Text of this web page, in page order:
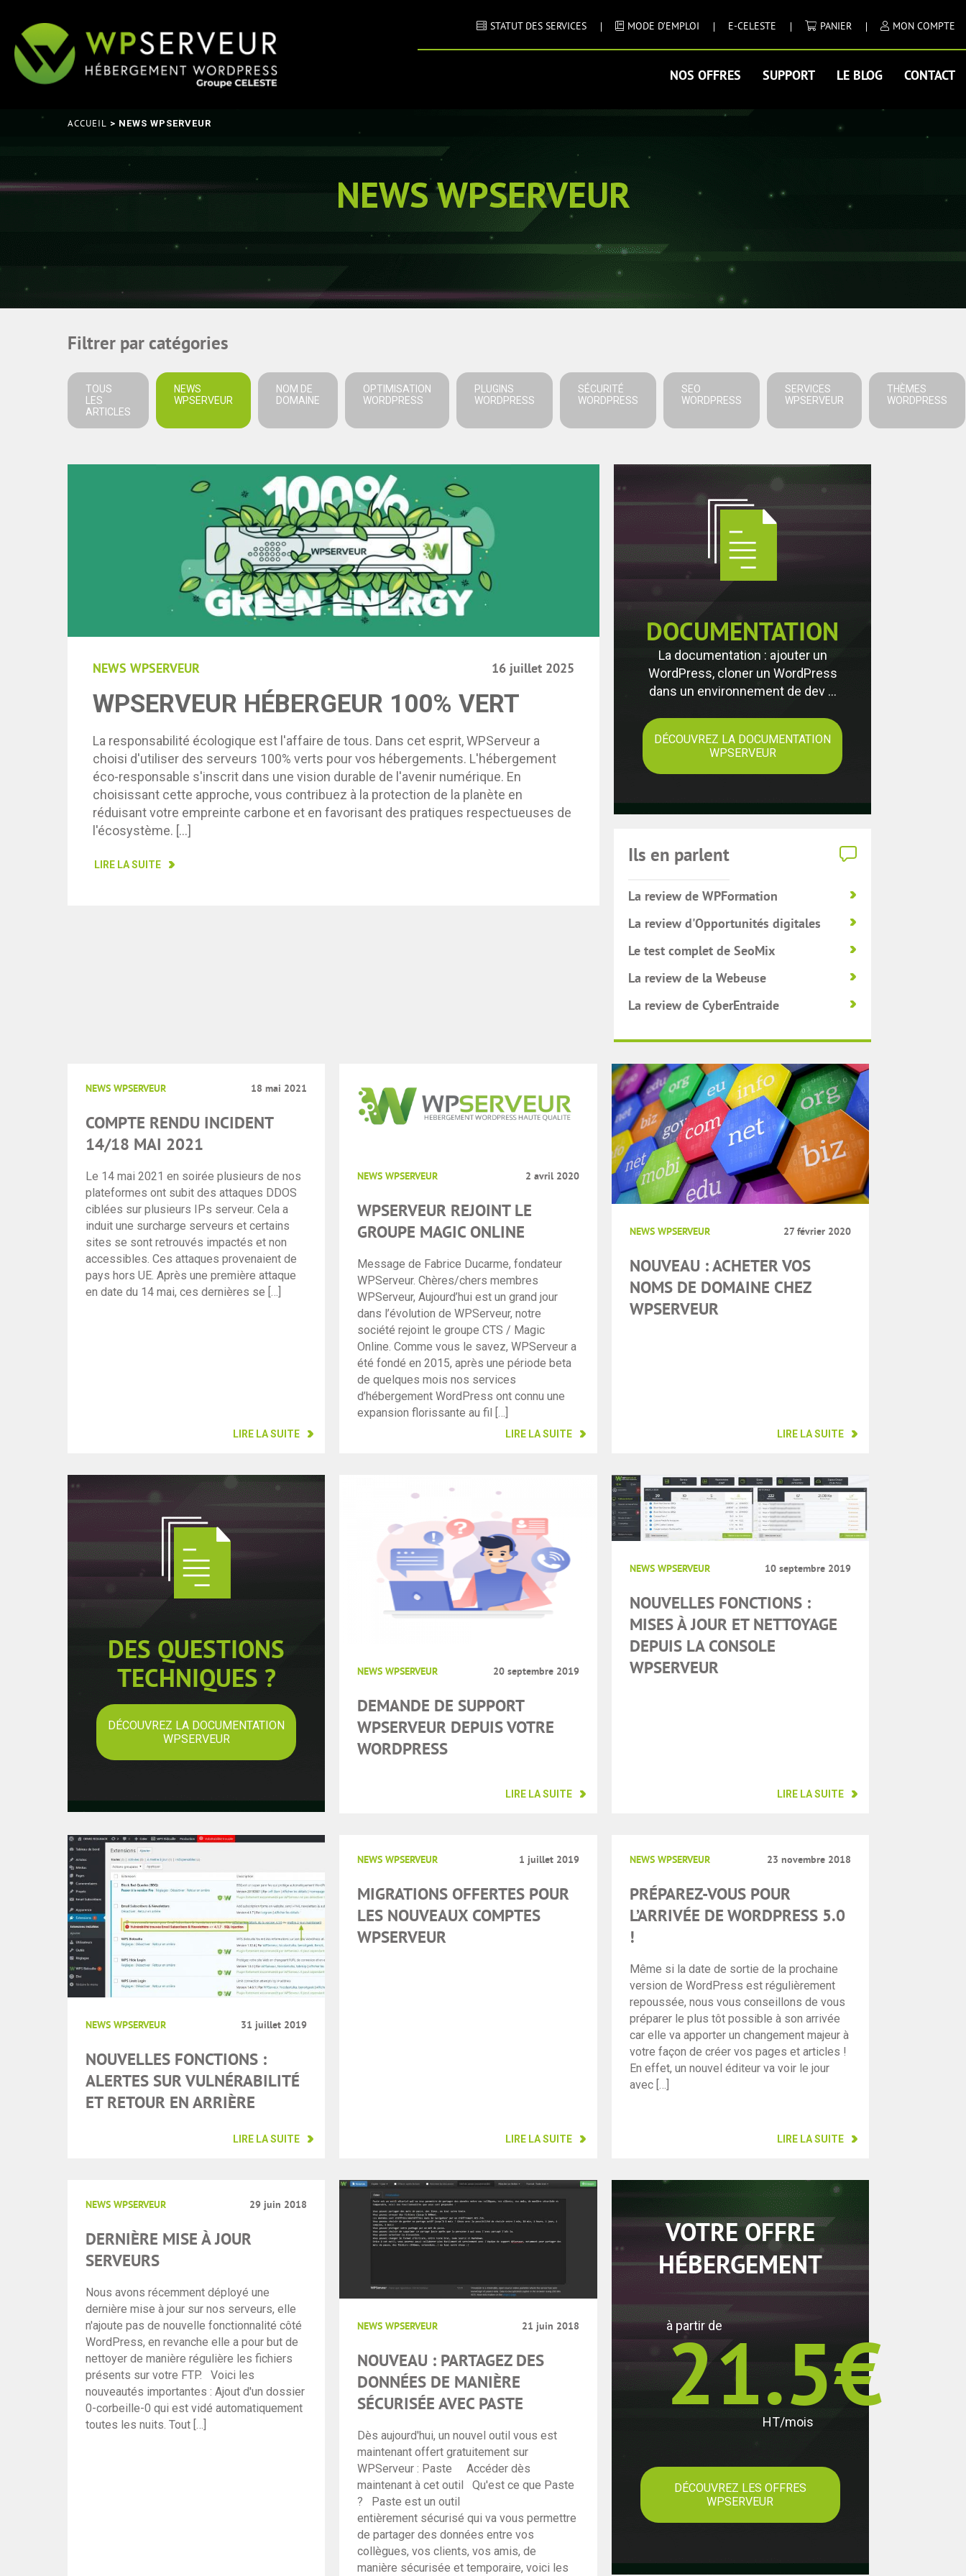
STATUT DES SERVICES MODE D’EMPLOI E-CELESTE PANIER MON COMPTE
NOS OFFRES SUPPORT LE BLOG CONTACT
ACCUEIL > NEWS WPSERVEUR
NEWS WPSERVEUR
Filtrer par catégories
TOUS
LES
ARTICLES
NEWS
WPSERVEUR
NOM DE
DOMAINE
OPTIMISATION
WORDPRESS
PLUGINS
WORDPRESS
SÉCURITÉ
WORDPRESS
SEO
WORDPRESS
SERVICES
WPSERVEUR
THÈMES
WORDPRESS
NEWS WPSERVEUR 16 juillet 2025
WPSERVEUR HÉBERGEUR 100% VERT
La responsabilité écologique est l'affaire de tous. Dans cet esprit, WPServeur a
choisi d'utiliser des serveurs 100% verts pour vos hébergements. L'hébergement
éco-responsable s'inscrit dans une vision durable de l'avenir numérique. En
choisissant cette approche, vous contribuez à la protection de la planète en
réduisant votre empreinte carbone et en favorisant des pratiques respectueuses de
l'écosystème. […]
LIRE LA SUITE
DOCUMENTATION
La documentation : ajouter un
WordPress, cloner un WordPress
dans un environnement de dev ...
DÉCOUVREZ LA DOCUMENTATION
WPSERVEUR
Ils en parlent
La review de WPFormation
La review d'Opportunités digitales
Le test complet de SeoMix
La review de la Webeuse
La review de CyberEntraide
NEWS WPSERVEUR 18 mai 2021
COMPTE RENDU INCIDENT
14/18 MAI 2021
Le 14 mai 2021 en soirée plusieurs de nos
plateformes ont subit des attaques DDOS
ciblées sur plusieurs IPs serveur. Cela a
induit une surcharge serveurs et certains
sites se sont retrouvés impactés et non
accessibles. Ces attaques provenaient de
pays hors UE. Après une première attaque
en date du 14 mai, ces dernières se […]
LIRE LA SUITE
NEWS WPSERVEUR 2 avril 2020
WPSERVEUR REJOINT LE
GROUPE MAGIC ONLINE
Message de Fabrice Ducarme, fondateur
WPServeur. Chères/chers membres
WPServeur, Aujourd’hui est un grand jour
dans l’évolution de WPServeur, notre
société rejoint le groupe CTS / Magic
Online. Comme vous le savez, WPServeur a
été fondé en 2015, après une période beta
de quelques mois nos services
d’hébergement WordPress ont connu une
expansion florissante au fil […]
LIRE LA SUITE
NEWS WPSERVEUR 27 février 2020
NOUVEAU : ACHETER VOS
NOMS DE DOMAINE CHEZ
WPSERVEUR
LIRE LA SUITE
DES QUESTIONS
TECHNIQUES ?
DÉCOUVREZ LA DOCUMENTATION
WPSERVEUR
NEWS WPSERVEUR 20 septembre 2019
DEMANDE DE SUPPORT
WPSERVEUR DEPUIS VOTRE
WORDPRESS
LIRE LA SUITE
NEWS WPSERVEUR 10 septembre 2019
NOUVELLES FONCTIONS :
MISES À JOUR ET NETTOYAGE
DEPUIS LA CONSOLE
WPSERVEUR
LIRE LA SUITE
NEWS WPSERVEUR 31 juillet 2019
NOUVELLES FONCTIONS :
ALERTES SUR VULNÉRABILITÉ
ET RETOUR EN ARRIÈRE
LIRE LA SUITE
NEWS WPSERVEUR 1 juillet 2019
MIGRATIONS OFFERTES POUR
LES NOUVEAUX COMPTES
WPSERVEUR
LIRE LA SUITE
NEWS WPSERVEUR 23 novembre 2018
PRÉPAREZ-VOUS POUR
L’ARRIVÉE DE WORDPRESS 5.0
!
Même si la date de sortie de la prochaine
version de WordPress est régulièrement
repoussée, nous vous conseillons de vous
préparer le plus tôt possible à son arrivée
car elle va apporter un changement majeur à
votre façon de créer vos pages et articles !
En effet, un nouvel éditeur va voir le jour
avec […]
LIRE LA SUITE
NEWS WPSERVEUR 29 juin 2018
DERNIÈRE MISE À JOUR
SERVEURS
Nous avons récemment déployé une
dernière mise à jour sur nos serveurs, elle
n'ajoute pas de nouvelle fonctionnalité côté
WordPress, en revanche elle a pour but de
nettoyer de manière régulière les fichiers
présents sur votre FTP. Voici les
nouveautés importantes : Ajout d'un dossier
0-corbeille-0 qui est vidé automatiquement
toutes les nuits. Tout […]
NEWS WPSERVEUR 21 juin 2018
NOUVEAU : PARTAGEZ DES
DONNÉES DE MANIÈRE
SÉCURISÉE AVEC PASTE
Dès aujourd'hui, un nouvel outil vous est
maintenant offert gratuitement sur
WPServeur : Paste Accéder dès
maintenant à cet outil Qu'est ce que Paste
? Paste est un outil
entièrement sécurisé qui va vous permettre
de partager des données entre vos
collègues, vos clients, vos amis, de
manière sécurisée et temporaire, voici les
VOTRE OFFRE
HÉBERGEMENT
à partir de
21.5€
HT/mois
DÉCOUVREZ LES OFFRES
WPSERVEUR